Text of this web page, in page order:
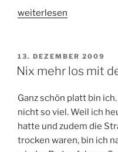
„Trainingsvergleich
>
2010“
weiterlesen
VERÖFFENTLICHT
AM
13. DEZEMBER 2009
Nix mehr los mit
Ganz schön platt bin
nicht so viel. Weil ich
hatte und zudem die
trocken waren, bin ich